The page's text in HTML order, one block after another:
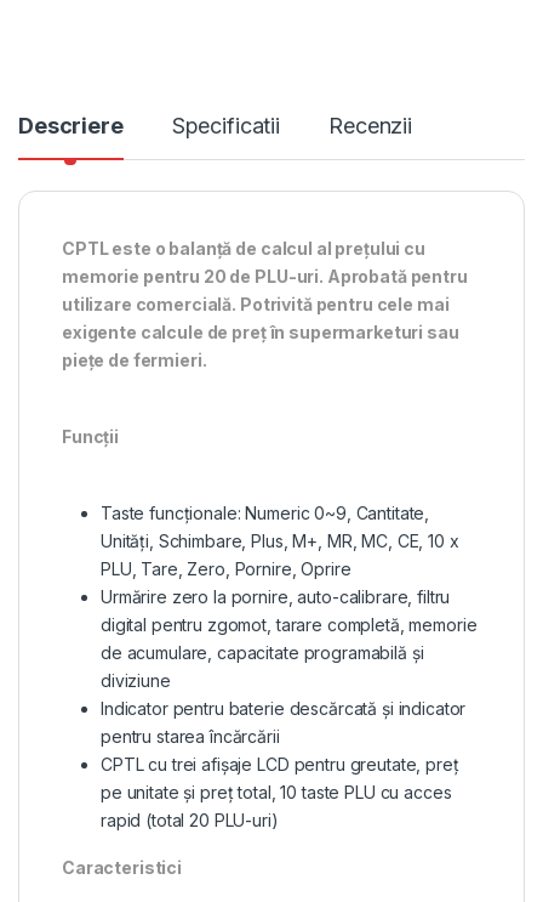
Descriere Specificatii Recenzii
CPTL este o balanță de calcul al prețului cu
memorie pentru 20 de PLU-uri. Aprobată pentru
utilizare comercială. Potrivită pentru cele mai
exigente calcule de preț în supermarketuri sau
piețe de fermieri.
Funcții
Taste funcționale: Numeric 0~9, Cantitate,
Unități, Schimbare, Plus, M+, MR, MC, CE, 10 x
PLU, Tare, Zero, Pornire, Oprire
Urmărire zero la pornire, auto-calibrare, filtru
digital pentru zgomot, tarare completă, memorie
de acumulare, capacitate programabilă și
diviziune
Indicator pentru baterie descărcată și indicator
pentru starea încărcării
CPTL cu trei afișaje LCD pentru greutate, preț
pe unitate și preț total, 10 taste PLU cu acces
rapid (total 20 PLU-uri)
Caracteristici